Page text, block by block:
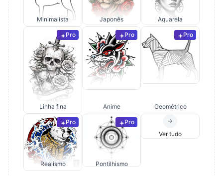
Minimalista Japonês Aquarela
Pro
Linha fina
Pro
Anime
Pro
Geométrico
Pro
Realismo
Pro
Pontilhismo
Ver tudo